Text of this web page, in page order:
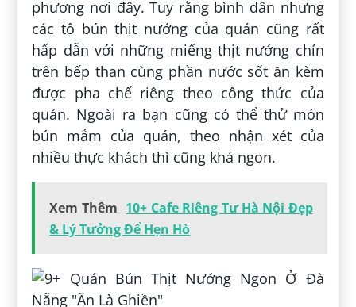
phương nơi đây. Tuy rằng bình dân nhưng
các tô bún thịt nướng của quán cũng rất
hấp dẫn với những miếng thịt nướng chín
trên bếp than cùng phần nước sốt ăn kèm
được pha chế riêng theo công thức của
quán. Ngoài ra bạn cũng có thể thử món
bún mắm của quán, theo nhận xét của
nhiều thực khách thì cũng khá ngon.
Xem Thêm 10+ Cafe Riêng Tư Hà Nội Đẹp
& Lý Tưởng Để Hẹn Hò